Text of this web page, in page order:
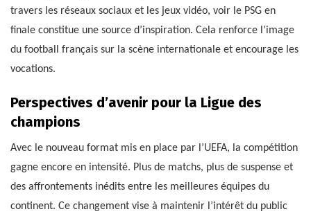
travers les réseaux sociaux et les jeux vidéo, voir le PSG en
finale constitue une source d’inspiration. Cela renforce l’image
du football français sur la scène internationale et encourage les
vocations.
Perspectives d’avenir pour la Ligue des
champions
Avec le nouveau format mis en place par l’UEFA, la compétition
gagne encore en intensité. Plus de matchs, plus de suspense et
des affrontements inédits entre les meilleures équipes du
continent. Ce changement vise à maintenir l’intérêt du public